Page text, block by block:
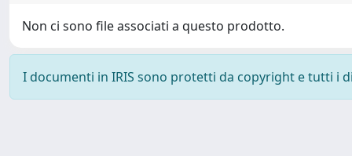
Non ci sono file associati a questo prodotto.
I documenti in IRIS sono protetti da copyright e tutti i